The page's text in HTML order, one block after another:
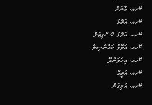
#ހއ. ބާރަށް
#ހއ. އަތޮޅު
#ހއ. އަތޮޅު ހޮސްޕިޓަލް
#ހއ. އަތޮޅު ކައުންސިލް
#ހއ. އިހަވަންދޫ
#ހއ. އުތީމް
#ހއ. އުލިގަން